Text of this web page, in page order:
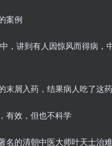
案例
，讲到有人因惊风而得病，
末屑入药，结果病人吃了这
有效，但也不科学
名的清朝中医大师叶天士治